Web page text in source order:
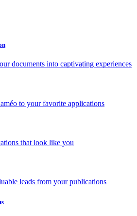
documents into captivating experiences
to your favorite applications
that look like you
leads from your publications